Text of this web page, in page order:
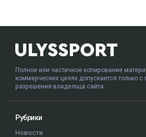
Полное или частичное копирование
коммерческих целях допускается только с
разрешения владельца сайта.
Рубрики
Новости